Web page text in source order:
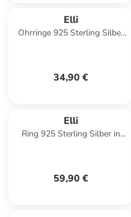
Elli
Ohrringe 925 Sterling Silber
34,90 €
Elli
Ring 925 Sterling Silber in
59,90 €